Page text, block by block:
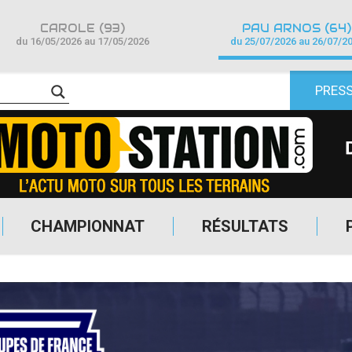
CHAMPIONNAT RÉSULTATS
CAROLE (93)
du 16/05/2026 au 17/05/2026
PAU ARNOS (64)
du 25/07/2026 au 26/07/